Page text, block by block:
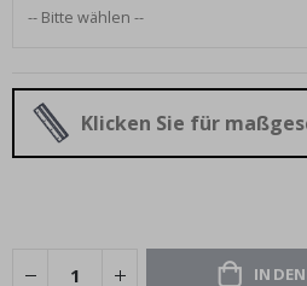
Klicken Sie für
IN